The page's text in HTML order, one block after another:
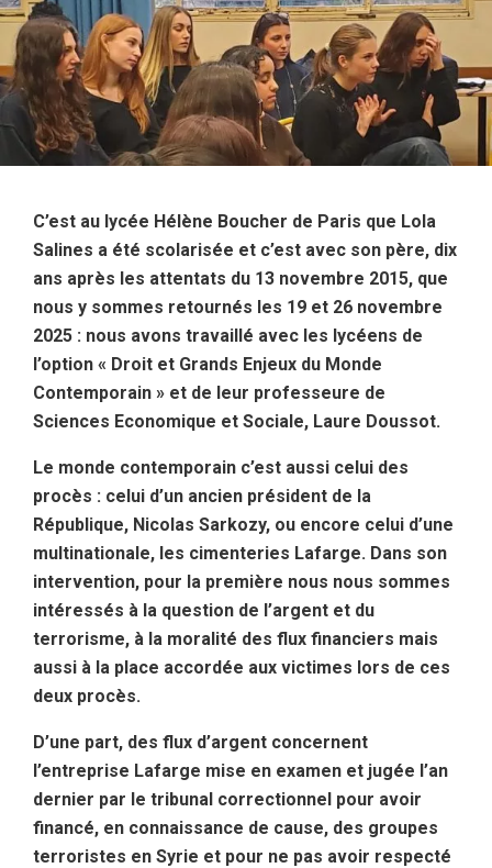
C’est au lycée Hélène Boucher de Paris que Lola
Salines a été scolarisée et c’est avec son père, dix
ans après les attentats du 13 novembre 2015, que
nous y sommes retournés les 19 et 26 novembre
2025 : nous avons travaillé avec les lycéens de
l’option « Droit et Grands Enjeux du Monde
Contemporain » et de leur professeure de
Sciences Economique et Sociale, Laure Doussot.
Le monde contemporain c’est aussi celui des
procès : celui d’un ancien président de la
République, Nicolas Sarkozy, ou encore celui d’une
multinationale, les cimenteries Lafarge. Dans son
intervention, pour la première nous nous sommes
intéressés à la question de l’argent et du
terrorisme, à la moralité des flux financiers mais
aussi à la place accordée aux victimes lors de ces
deux procès.
D’une part, des flux d’argent concernent
l’entreprise Lafarge mise en examen et jugée l’an
dernier par le tribunal correctionnel pour avoir
financé, en connaissance de cause, des groupes
terroristes en Syrie et pour ne pas avoir respecté